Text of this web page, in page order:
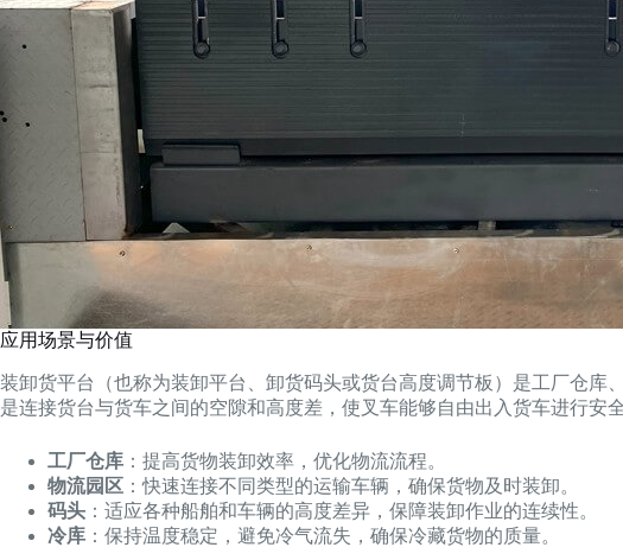
应用场景与价值
装卸货平台（也称为装卸平台、卸货码头或货台高度调节板）是工厂仓库
是连接货台与货车之间的空隙和高度差，使叉车能够自由出入货车进行安
工厂仓库 ：提高货物装卸效率，优化物流流程。
物流园区 ：快速连接不同类型的运输车辆，确保货物及时装卸。
码头 ：适应各种船舶和车辆的高度差异，保障装卸作业的连续性。
冷库 ：保持温度稳定，避免冷气流失，确保冷藏货物的质量。